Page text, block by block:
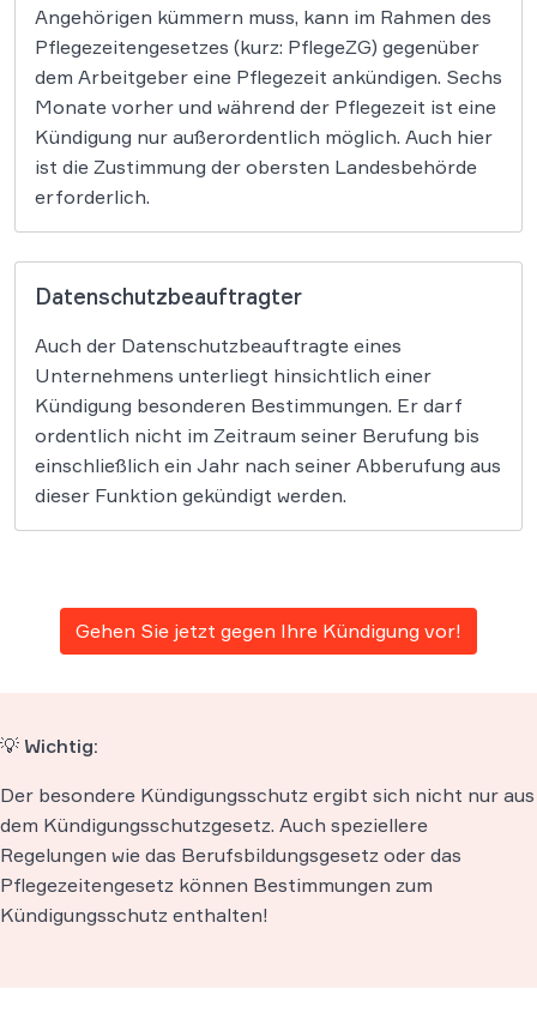
Angehörigen kümmern muss, kann im Rahmen des
Pflegezeitengesetzes (kurz: PflegeZG) gegenüber
dem Arbeitgeber eine Pflegezeit ankündigen. Sechs
Monate vorher und während der Pflegezeit ist eine
Kündigung nur außerordentlich möglich. Auch hier
ist die Zustimmung der obersten Landesbehörde
erforderlich.
Datenschutzbeauftragter
Auch der Datenschutzbeauftragte eines
Unternehmens unterliegt hinsichtlich einer
Kündigung besonderen Bestimmungen. Er darf
ordentlich nicht im Zeitraum seiner Berufung bis
einschließlich ein Jahr nach seiner Abberufung aus
dieser Funktion gekündigt werden.
Gehen Sie jetzt gegen Ihre Kündigung vor!
💡 Wichtig:
Der besondere Kündigungsschutz ergibt sich nicht nur aus
dem Kündigungsschutzgesetz. Auch speziellere
Regelungen wie das Berufsbildungsgesetz oder das
Pflegezeitengesetz können Bestimmungen zum
Kündigungsschutz enthalten!